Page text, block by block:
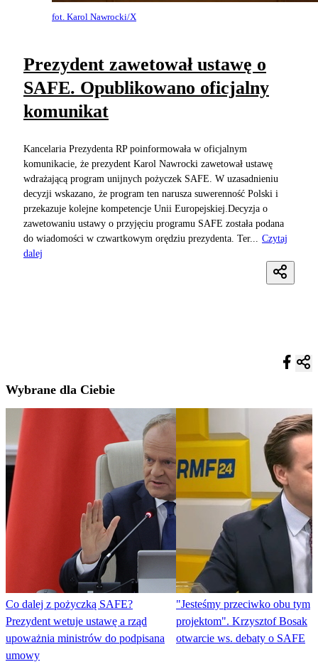
fot. Karol Nawrocki/X
Prezydent zawetował ustawę o
SAFE. Opublikowano oficjalny
komunikat
Kancelaria Prezydenta RP poinformowała w oficjalnym
komunikacie, że prezydent Karol Nawrocki zawetował ustawę
wdrażającą program unijnych pożyczek SAFE. W uzasadnieniu
decyzji wskazano, że program ten narusza suwerenność Polski i
przekazuje kolejne kompetencje Unii Europejskiej.Decyzja o
zawetowaniu ustawy o przyjęciu programu SAFE została podana
do wiadomości w czwartkowym orędziu prezydenta. Ter...
Czytaj
dalej
Wybrane dla Ciebie
Co dalej z pożyczką SAFE?
Prezydent wetuje ustawę a rząd
upoważnia ministrów do podpisana
umowy
"Jesteśmy przeciwko obu tym
projektom". Krzysztof Bosak
otwarcie ws. debaty o SAFE